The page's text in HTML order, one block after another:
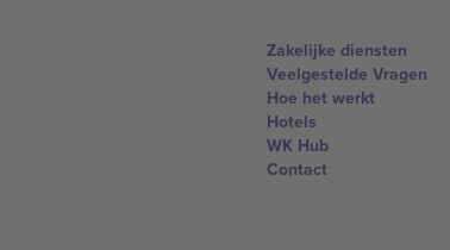
Zakelijke diensten
Veelgestelde Vragen
Hoe het werkt
Hotels
WK Hub
Contact